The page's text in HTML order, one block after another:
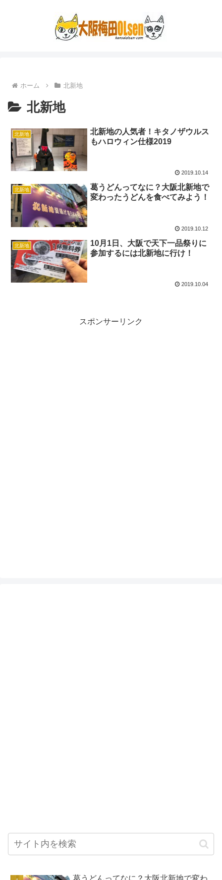
ホーム 北新地
北新地
北新地
北新地の人気者！キタノザウルス
もハロウィン仕様2019
2019.10.14
北新地
葛うどんってなに？大阪北新地で
変わったうどんを食べてみよう！
2019.10.12
北新地
10月1日、大阪で天下一品祭りに
参加するには北新地に行け！
2019.10.04
スポンサーリンク